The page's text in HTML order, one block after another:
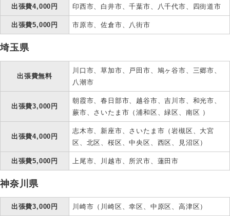
出張費4,000円 印西市、白井市、千葉市、八千代市、四街道市
出張費5,000円 市原市、佐倉市、八街市
埼玉県
出張費無料
川口市、草加市、戸田市、鳩ヶ谷市、三郷市、
八潮市
出張費3,000円
朝霞市、春日部市、越谷市、吉川市、和光市、
蕨市、さいたま市（浦和区、緑区、南区 ）
出張費4,000円
志木市、新座市、さいたま市（岩槻区、大宮
区、北区、桜区、中央区、西区、見沼区）
出張費5,000円 上尾市、川越市、所沢市、蓮田市
神奈川県
出張費3,000円 川崎市（川崎区、幸区、中原区、高津区）